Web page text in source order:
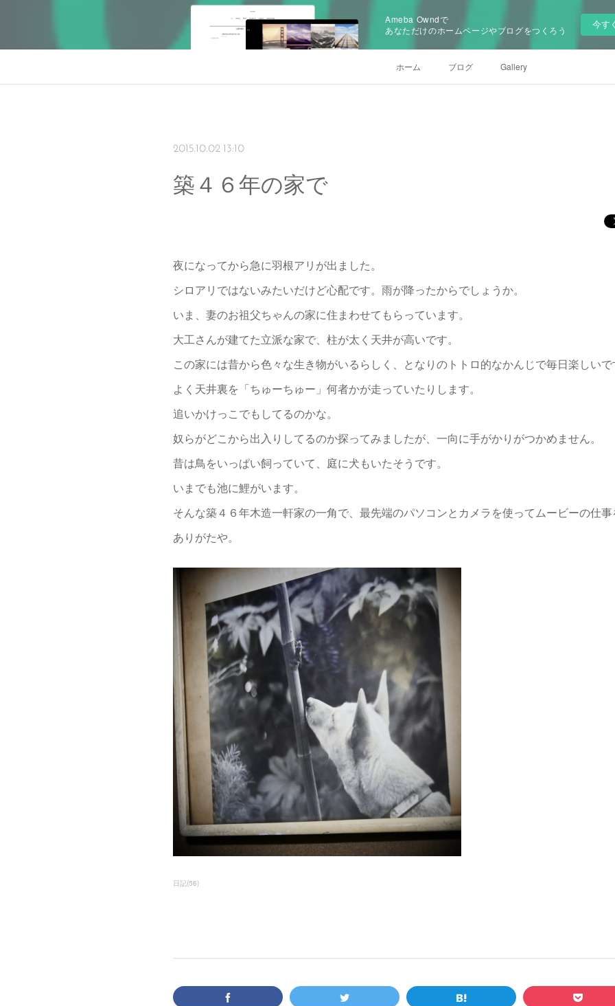
Ameba Owndで
あなただけのホームページやブログをつくろう
今す
ホーム ブログ Gallery
2015.10.02 13:10
築４６年の家で
夜になってから急に羽根アリが出ました。
シロアリではないみたいだけど心配です。雨が降ったからでしょうか。
いま、妻のお祖父ちゃんの家に住まわせてもらっています。
大工さんが建てた立派な家で、柱が太く天井が高いです。
この家には昔から色々な生き物がいるらしく、となりのトトロ的なかんじで毎日楽しい
よく天井裏を「ちゅーちゅー」何者かが走っていたりします。
追いかけっこでもしてるのかな。
奴らがどこから出入りしてるのか探ってみましたが、一向に手がかりがつかめません。
昔は鳥をいっぱい飼っていて、庭に犬もいたそうです。
いまでも池に鯉がいます。
そんな築４６年木造一軒家の一角で、最先端のパソコンとカメラを使ってムービーの仕
ありがたや。
日記(56)